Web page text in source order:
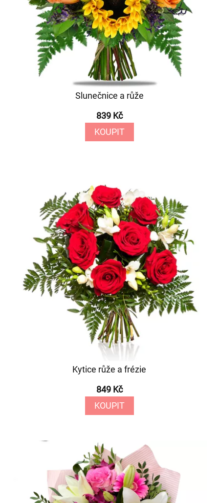
Slunečnice a růže
839 Kč
KOUPIT
Kytice růže a frézie
849 Kč
KOUPIT